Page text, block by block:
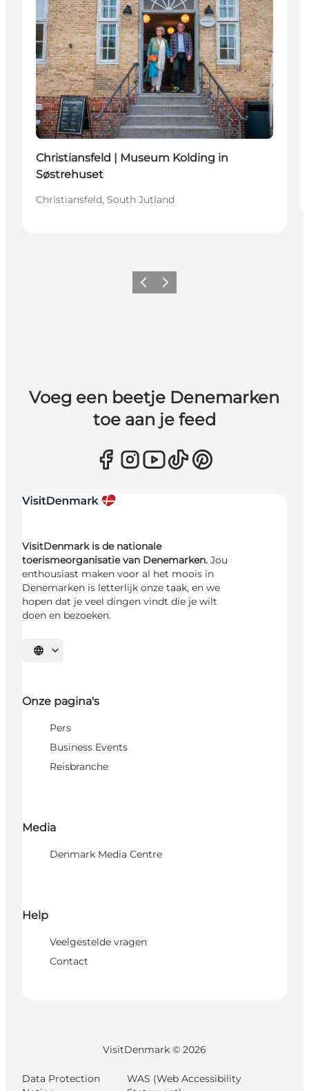
Christiansfeld | Museum Kolding in
Søstrehuset
Christiansfeld, South Jutland
Vorige Volgende
Voeg een beetje Denemarken
toe aan je feed
VisitDenmark is de nationale
toerismeorganisatie van Denemarken. Jou
enthousiast maken voor al het moois in
Denemarken is letterlijk onze taak, en we
hopen dat je veel dingen vindt die je wilt
doen en bezoeken.
Selecteer taal
Onze pagina's
Pers
Business Events
Reisbranche
Media
Denmark Media Centre
Help
Veelgestelde vragen
Contact
VisitDenmark © 2026
Data Protection
WAS (Web Accessibility